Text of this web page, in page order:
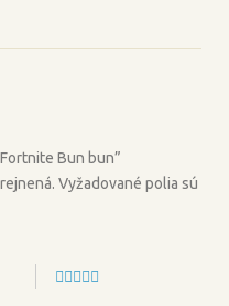
Bun bun”
Vyžadované polia sú